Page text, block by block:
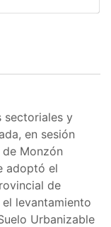
sectoriales y
en sesión
Monzón
adoptó el
de
levantamiento
Urbanizable